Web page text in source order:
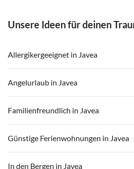
Unsere Ideen für deinen
Allergikergeeignet in Javea
Angelurlaub in Javea
Familienfreundlich in Javea
Günstige Ferienwohnungen in Javea
In den Bergen in Javea